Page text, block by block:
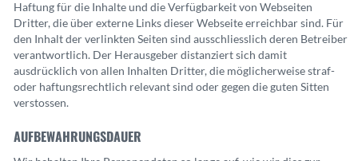
Haftung für die Inhalte und die Verfügbarkeit von Webseiten
Dritter, die über externe Links dieser Webseite erreichbar sind. Für
den Inhalt der verlinkten Seiten sind ausschliesslich deren Betreiber
verantwortlich. Der Herausgeber distanziert sich damit
ausdrücklich von allen Inhalten Dritter, die möglicherweise straf-
oder haftungsrechtlich relevant sind oder gegen die guten Sitten
verstossen.
AUFBEWAHRUNGSDAUER